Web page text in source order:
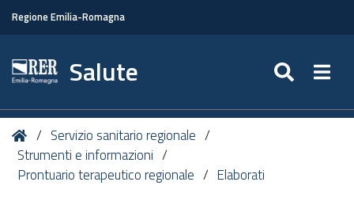
Regione Emilia-Romagna
Salute
Tu
sei
qui:
HomeServizio sanitario regionale
Strumenti e informazioni
Prontuario terapeutico regionale
Elaborati